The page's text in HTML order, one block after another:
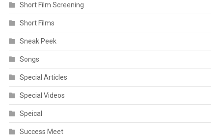
Short Film Screening
Short Films
Sneak Peek
Songs
Special Articles
Special Videos
Speical
Success Meet